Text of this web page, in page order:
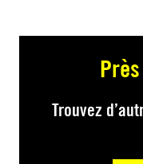
Trouvez